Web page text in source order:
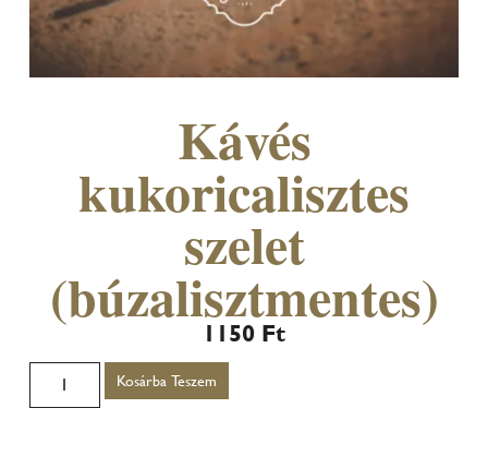
Kávés
kukoricalisztes
szelet
(búzalisztmentes)
1150 Ft
Kosárba Teszem